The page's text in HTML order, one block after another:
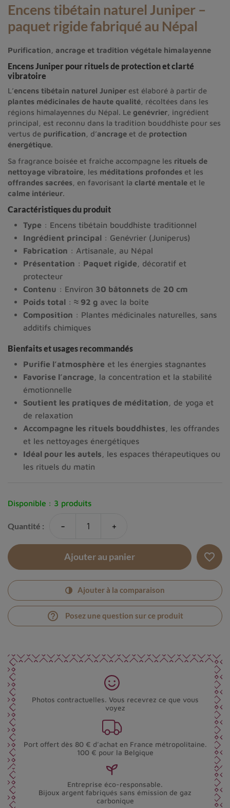
Encens tibétain naturel Juniper –
paquet rigide fabriqué au Népal
Purification, ancrage et tradition végétale himalayenne
Encens Juniper pour rituels de protection et clarté
vibratoire
L’encens tibétain naturel Juniper est élaboré à partir de
plantes médicinales de haute qualité , récoltées dans les
régions himalayennes du Népal. Le genévrier , ingrédient
principal, est reconnu dans la tradition bouddhiste pour ses
vertus de purification , d’ancrage et de protection
énergétique.
Sa fragrance boisée et fraîche accompagne les rituels de
nettoyage vibratoire , les méditations profondes et les
offrandes sacrées , en favorisant la clarté mentale et le
calme intérieur.
Caractéristiques du produit
Type : Encens tibétain bouddhiste traditionnel
Ingrédient principal : Genévrier (Juniperus)
Fabrication : Artisanale, au Népal
Présentation : Paquet rigide , décoratif et
protecteur
Contenu : Environ 30 bâtonnets de 20 cm
Poids total : ≈ 92 g avec la boîte
Composition : Plantes médicinales naturelles, sans
additifs chimiques
Bienfaits et usages recommandés
Purifie l’atmosphère et les énergies stagnantes
Favorise l’ancrage , la concentration et la stabilité
émotionnelle
Soutient les pratiques de méditation , de yoga et
de relaxation
Accompagne les rituels bouddhistes , les offrandes
et les nettoyages énergétiques
Idéal pour les autels , les espaces thérapeutiques ou
les rituels du matin
Disponible : 3 produits
Quantité : - +
Ajouter au panier favorite_border
Ajouter à la comparaison
help_outline Posez une question sur ce produit
Photos contractuelles. Vous recevrez ce que vous
voyez
Port offert dès 80 € d’achat en France métropolitaine.
100 € pour la Belgique
Entreprise éco-responsable.
Bijoux argent fabriqués sans émission de gaz
carbonique